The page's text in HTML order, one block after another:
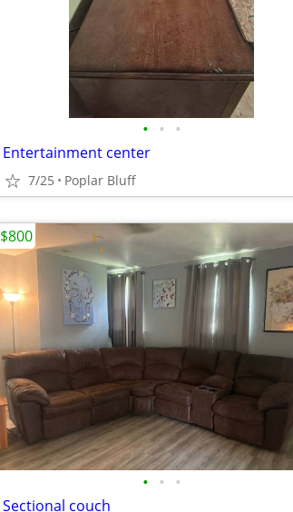
• • •
Entertainment center
7/25 Poplar Bluff
• • •
Sectional couch
$800